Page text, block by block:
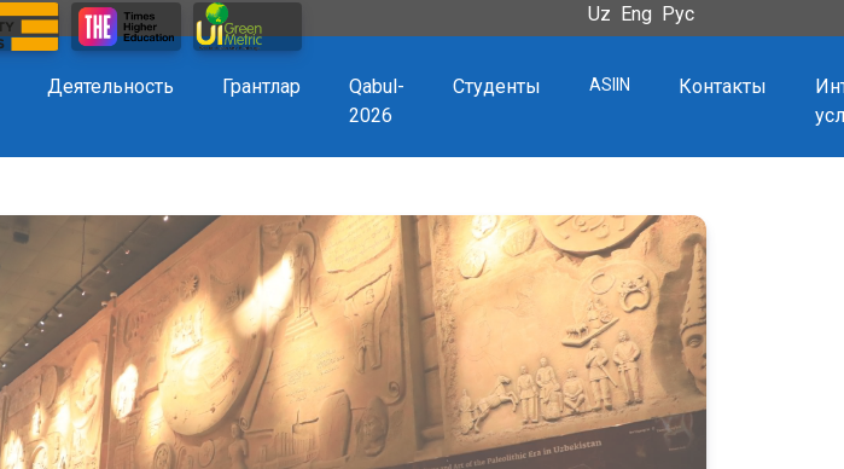
Uz Eng Рус
Деятельность Грантлар
Qabul-
2026
Студенты ASIIN Контакты